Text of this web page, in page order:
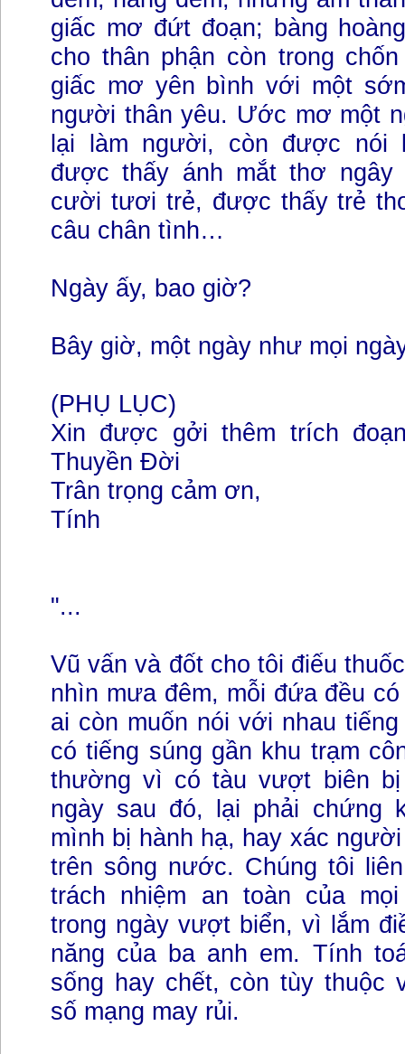
giấc mơ đứt đoạn; bàng
cho thân phận còn trong
giấc mơ yên bình với một
người thân yêu. Ước mơ một
lại làm người, còn được nói
được thấy ánh mắt thơ ngây
cười tươi trẻ, được thấy trẻ
câu chân tình…
Ngày ấy, bao giờ?
Bây giờ, một ngày như mọi
(PHỤ LỤC)
Xin được gởi thêm trích
Thuyền Đời
Trân trọng cảm ơn,
Tính
"...
Vũ vấn và đốt cho tôi điếu
nhìn mưa đêm, mỗi đứa đều
ai còn muốn nói với nhau
có tiếng súng gần khu trạm
thường vì có tàu vượt biên
ngày sau đó, lại phải chứng
mình bị hành hạ, hay xác
trên sông nước. Chúng tôi
trách nhiệm an toàn của
trong ngày vượt biển, vì lắm
năng của ba anh em. Tính
sống hay chết, còn tùy thuộc
số mạng may rủi.